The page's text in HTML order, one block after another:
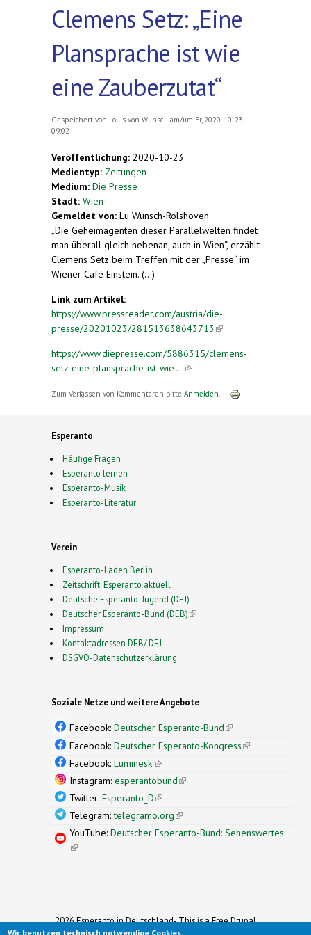
Clemens Setz: „Eine
Plansprache ist wie
eine Zauberzutat“
Gespeichert von Louis von Wunsc...
am/um Fr, 2020-10-23
09:02
Veröffentlichung: 2020-10-23
Medientyp: Zeitungen
Medium: Die Presse
Stadt: Wien
Gemeldet von: Lu Wunsch-Rolshoven
„Die Geheimagenten dieser Parallelwelten findet
man überall gleich nebenan, auch in Wien“, erzählt
Clemens Setz beim Treffen mit der „Presse“ im
Wiener Café Einstein. (...)
Link zum Artikel:
https://www.pressreader.com/austria/die-
presse/20201023/281513638643713 (link is
https://www.diepresse.com/5886315/clemens-
setz-eine-plansprache-ist-wie-...(link is external)
Zum Verfassen von Kommentaren bitte Anmelden
Esperanto
Häufige Fragen
Esperanto lernen
Esperanto-Musik
Esperanto-Literatur
Verein
Esperanto-Laden Berlin
Zeitschrift: Esperanto aktuell
Deutsche Esperanto-Jugend (DEJ)
Deutscher Esperanto-Bund (DEB)(link is external)
Impressum
Kontaktadressen DEB/ DEJ
DSGVO-Datenschutzerklärung
Soziale Netze und weitere Angebote
Facebook: Deutscher Esperanto-Bund(link is
external)
Facebook: Deutscher Esperanto-Kongress(link is
Facebook: Luminesk'(link is external)
Instagram: esperantobund(link is external)
Twitter: Esperanto_D(link is external)
Telegram:telegramo.org(link is external)
YouTube: Deutscher Esperanto-Bund: Sehenswertes
(link is external)
2026 Esperanto in Deutschland- This is a Free Drupal
Theme
Wir benutzen technisch notwendige Cookies.